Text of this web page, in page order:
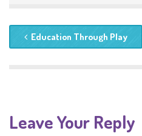
Education Through Play
Leave Your Reply